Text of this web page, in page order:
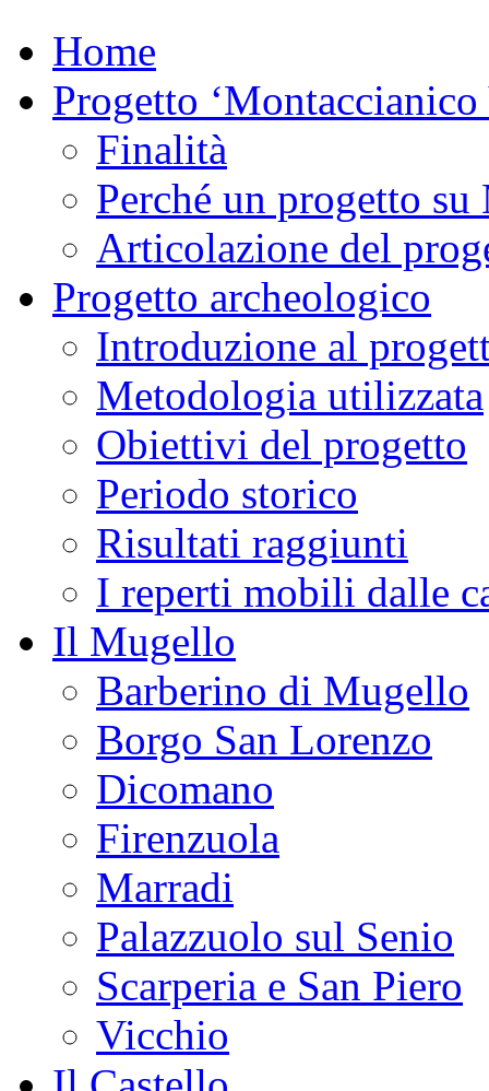
Home
Progetto
Finalità
Perché un progetto
Articolazione del
Progetto archeologico
Introduzione al
Metodologia utilizzata
Obiettivi del progetto
Periodo storico
Risultati raggiunti
I reperti mobili dalle
Il Mugello
Barberino di Mugello
Borgo San Lorenzo
Dicomano
Firenzuola
Marradi
Palazzuolo sul Senio
Scarperia e San Piero
Vicchio